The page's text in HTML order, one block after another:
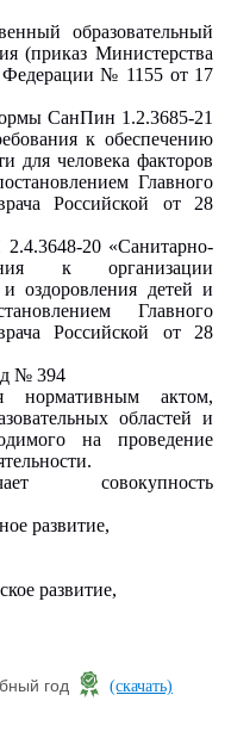
образовательный
(приказ Министерства
Федерации № 1155 от 17
СанПин 1.2.3685-21
к обеспечению
для человека факторов
Главного
Российской от 28
20 «Санитарно-
к организации
оздоровления детей и
Главного
Российской от 28
№ 394
нормативным актом,
областей и
на проведение
совокупность
развитие,
развитие,
год
(скачать)